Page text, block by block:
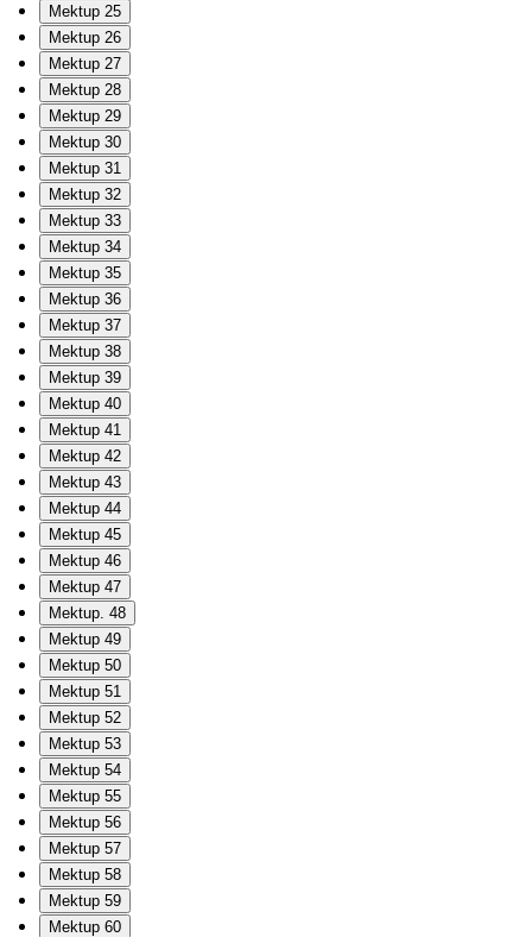
Mektup 25
Mektup 26
Mektup 27
Mektup 28
Mektup 29
Mektup 30
Mektup 31
Mektup 32
Mektup 33
Mektup 34
Mektup 35
Mektup 36
Mektup 37
Mektup 38
Mektup 39
Mektup 40
Mektup 41
Mektup 42
Mektup 43
Mektup 44
Mektup 45
Mektup 46
Mektup 47
Mektup. 48
Mektup 49
Mektup 50
Mektup 51
Mektup 52
Mektup 53
Mektup 54
Mektup 55
Mektup 56
Mektup 57
Mektup 58
Mektup 59
Mektup 60